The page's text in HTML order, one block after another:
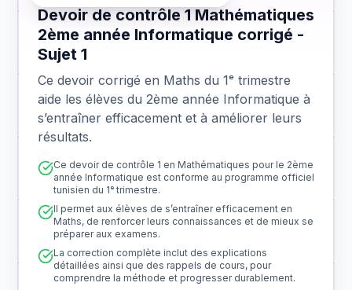
Devoir de contrôle 1 Mathématiques
2ème année Informatique corrigé -
Sujet 1
Ce devoir corrigé en Maths du 1ᵉ trimestre
aide les élèves du 2ème année Informatique à
s’entraîner efficacement et à améliorer leurs
résultats.
Ce devoir de contrôle 1 en Mathématiques pour le 2ème
année Informatique est conforme au programme officiel
tunisien du 1ᵉ trimestre.
Il permet aux élèves de s’entraîner efficacement en
Maths, de renforcer leurs connaissances et de mieux se
préparer aux examens.
La correction complète inclut des explications
détaillées ainsi que des rappels de cours, pour
comprendre la méthode et progresser durablement.